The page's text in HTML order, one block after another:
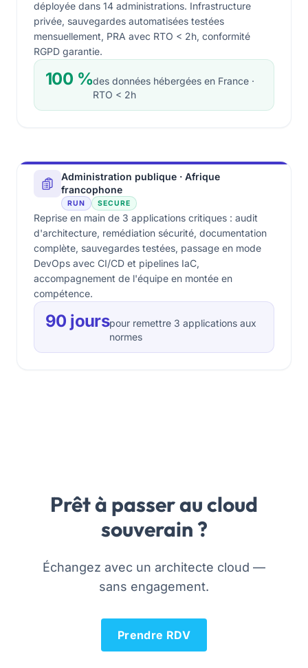
déployée dans 14 administrations. Infrastructure
privée, sauvegardes automatisées testées
mensuellement, PRA avec RTO < 2h, conformité
RGPD garantie.
100 %des données hébergées en France ·
RTO < 2h
Administration publique · Afrique
francophone
RUN SECURE
Reprise en main de 3 applications critiques : audit
d'architecture, remédiation sécurité, documentation
complète, sauvegardes testées, passage en mode
DevOps avec CI/CD et pipelines IaC,
accompagnement de l'équipe en montée en
compétence.
90 jourspour remettre 3 applications aux
normes
Prêt à passer au cloud
souverain ?
Échangez avec un architecte cloud —
sans engagement.
Prendre RDV